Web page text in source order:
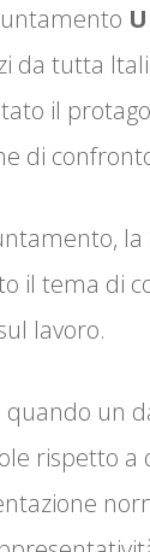
da tutta
il
di
la
il tema di
lavoro.
un
rispetto